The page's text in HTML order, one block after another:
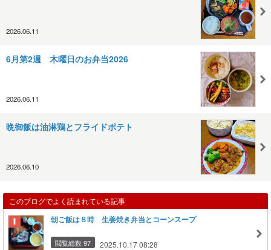
2026.06.11
6月第2週 木曜日のお弁当2026
2026.06.11
晩御飯は油淋鶏とフライドポテト
2026.06.10
このブログでよく読まれている記事
朝ご飯は８時 生姜焼き弁当とコーンスープ
閲覧総数 97 2025.10.17 08:28